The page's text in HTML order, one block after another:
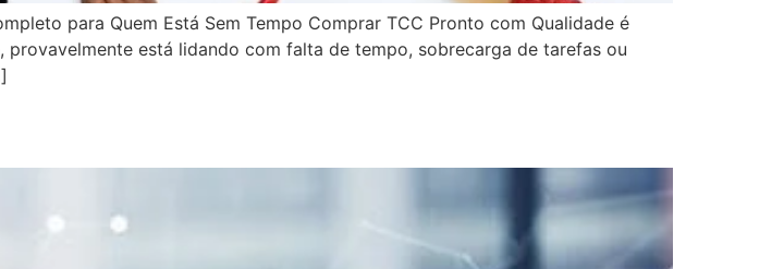
para Quem Está Sem Tempo Comprar TCC Pronto com Qualidade é
está lidando com falta de tempo, sobrecarga de tarefas ou